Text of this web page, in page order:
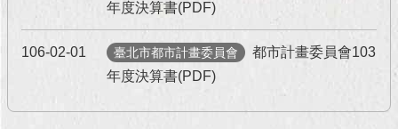
年度決算書(PDF)
106-02-01 臺北市都市計畫委員會
都市計畫委員會103
年度決算書(PDF)